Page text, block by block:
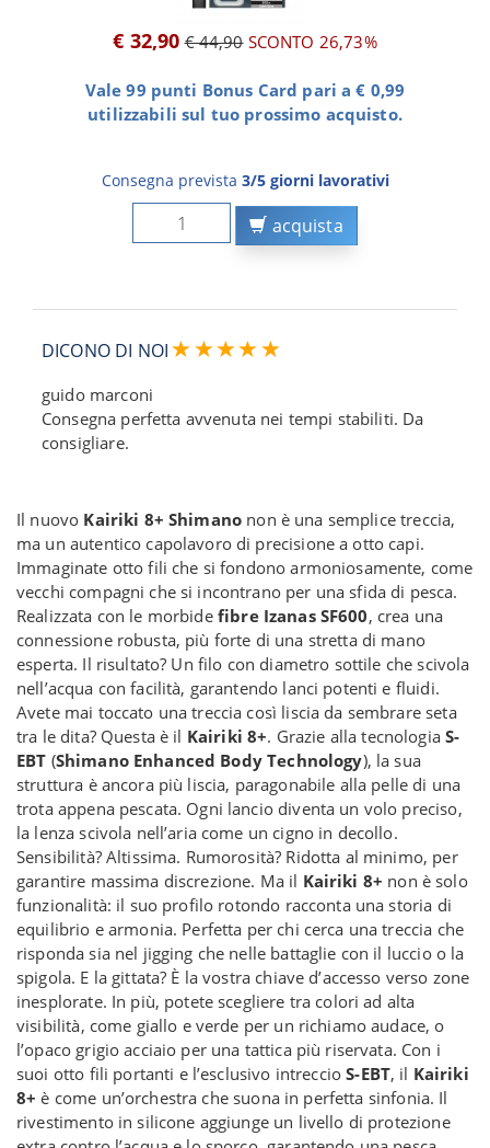
€ 32,90 € 44,90SCONTO 26,73%
Vale 99 punti Bonus Card pari a € 0,99
utilizzabili sul tuo prossimo acquisto.
Consegna prevista 3/5 giorni lavorativi
acquista
DICONO DI NOI
guido marconi
Consegna perfetta avvenuta nei tempi stabiliti. Da
consigliare.
Il nuovo Kairiki 8+ Shimano non è una semplice treccia,
ma un autentico capolavoro di precisione a otto capi.
Immaginate otto fili che si fondono armoniosamente, come
vecchi compagni che si incontrano per una sfida di pesca.
Realizzata con le morbidefibre Izanas SF600, crea una
connessione robusta, più forte di una stretta di mano
esperta. Il risultato? Un filo con diametro sottile che scivola
nell’acqua con facilità, garantendo lanci potenti e fluidi.
Avete mai toccato una treccia così liscia da sembrare seta
tra le dita? Questa è il Kairiki 8+. Grazie alla tecnologia S-
EBT (Shimano Enhanced Body Technology), la sua
struttura è ancora più liscia, paragonabile alla pelle di una
trota appena pescata. Ogni lancio diventa un volo preciso,
la lenza scivola nell’aria come un cigno in decollo.
Sensibilità? Altissima. Rumorosità? Ridotta al minimo, per
garantire massima discrezione. Ma il Kairiki 8+ non è solo
funzionalità: il suo profilo rotondo racconta una storia di
equilibrio e armonia. Perfetta per chi cerca una treccia che
risponda sia nel jigging che nelle battaglie con il luccio o la
spigola. E la gittata? È la vostra chiave d’accesso verso zone
inesplorate. In più, potete scegliere tra colori ad alta
visibilità, come giallo e verde per un richiamo audace, o
l’opaco grigio acciaio per una tattica più riservata. Con i
suoi otto fili portanti e l’esclusivo intreccioS-EBT, il Kairiki
8+ è come un’orchestra che suona in perfetta sinfonia. Il
rivestimento in silicone aggiunge un livello di protezione